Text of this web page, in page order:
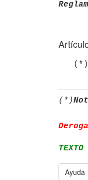
(*)
Ayuda